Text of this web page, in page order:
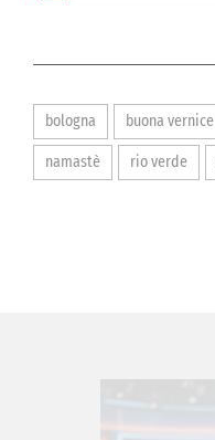
bologna buona vernice
namastè rio verde